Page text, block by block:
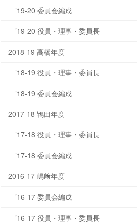
’19-20 委員会編成
’19-20 役員・理事・委員長
2018-19 高橋年度
’18-19 役員・理事・委員長
’18-19 委員会編成
2017-18 鴇田年度
’17-18 役員・理事・委員長
’17-18 委員会編成
2016-17 嶋﨑年度
’16-17 委員会編成
’16-17 役員・理事・委員長